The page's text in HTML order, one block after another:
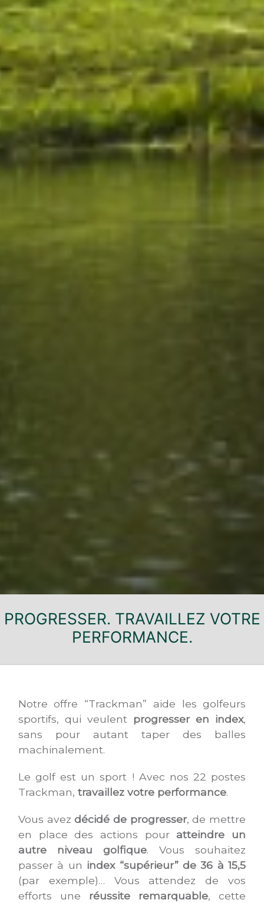
PROGRESSER. TRAVAILLEZ VOTRE
PERFORMANCE.
Notre offre “Trackman” aide les golfeurs
sportifs, qui veulent progresser en index,
sans pour autant taper des balles
machinalement.
Le golf est un sport ! Avec nos 22 postes
Trackman, travaillez votre performance.
Vous avezdécidé de progresser, de mettre
en place des actions pouratteindre un
autre niveau golfique. Vous souhaitez
passer à un index “supérieur” de 36 à 15,5
(par exemple)… Vous attendez de vos
efforts une réussite remarquable, cette